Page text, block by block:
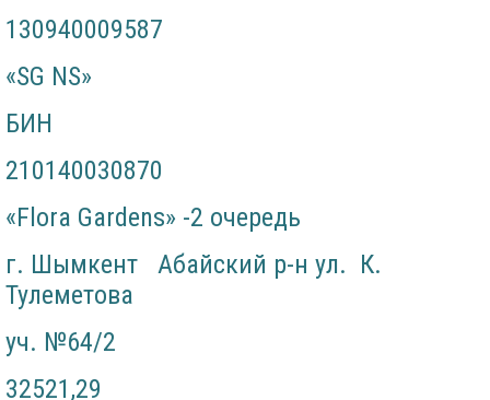
130940009587
«SG NS»
БИН
210140030870
«Flora Gardens» -2 очередь
г. Шымкент Абайский р-н ул. К.
Тулеметова
уч. №64/2
32521,29